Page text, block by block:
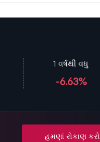
1 વર્ષથી વધુ
-6.63%
હમણાં રોકાણ કરો